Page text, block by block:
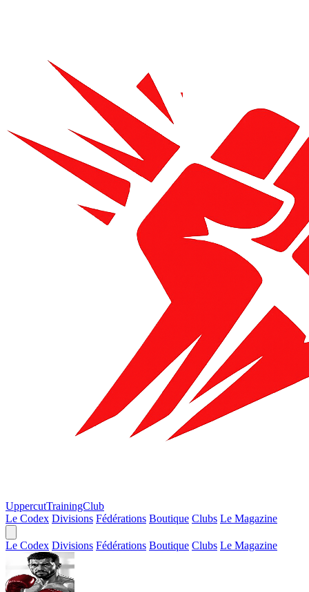
UppercutTrainingClub
Le Codex Divisions Fédérations Boutique Clubs Le Magazine
Le Codex Divisions Fédérations Boutique Clubs Le Magazine